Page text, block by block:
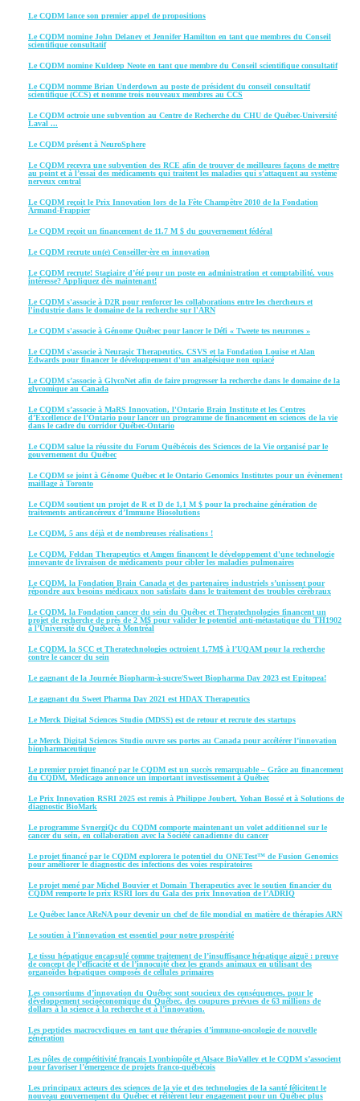
Le CQDM lance son premier appel de propositions
Le CQDM nomine John Delaney et Jennifer Hamilton en tant que membres du Conseil
scientifique consultatif
Le CQDM nomine Kuldeep Neote en tant que membre du Conseil scientifique consultatif
Le CQDM nomme Brian Underdown au poste de président du conseil consultatif
scientifique (CCS) et nomme trois nouveaux membres au CCS
Le CQDM octroie une subvention au Centre de Recherche du CHU de Québec-Université
Laval ...
Le CQDM présent à NeuroSphere
Le CQDM recevra une subvention des RCE afin de trouver de meilleures façons de mettre
au point et à l’essai des médicaments qui traitent les maladies qui s’attaquent au système
nerveux central
Le CQDM reçoit le Prix Innovation lors de la Fête Champêtre 2010 de la Fondation
Armand-Frappier
Le CQDM reçoit un financement de 11.7 M $ du gouvernement fédéral
Le CQDM recrute un(e) Conseiller·ère en innovation
Le CQDM recrute! Stagiaire d’été pour un poste en administration et comptabilité, vous
intéresse? Appliquez dès maintenant!
Le CQDM s'associe à D2R pour renforcer les collaborations entre les chercheurs et
l'industrie dans le domaine de la recherche sur l'ARN
Le CQDM s'associe à Génome Québec pour lancer le Défi « Tweete tes neurones »
Le CQDM s'associe à Neurasic Therapeutics, CSVS et la Fondation Louise et Alan
Edwards pour financer le développement d'un analgésique non opiacé
Le CQDM s’associe à GlycoNet afin de faire progresser la recherche dans le domaine de la
glycomique au Canada
Le CQDM s’associe à MaRS Innovation, l'Ontario Brain Institute et les Centres
d’Excellence de l’Ontario pour lancer un programme de financement en sciences de la vie
dans le cadre du corridor Québec-Ontario
Le CQDM salue la réussite du Forum Québécois des Sciences de la Vie organisé par le
gouvernement du Québec
Le CQDM se joint à Génome Québec et le Ontario Genomics Institutes pour un évènement
maillage à Toronto
Le CQDM soutient un projet de R et D de 1,1 M $ pour la prochaine génération de
traitements anticancéreux d’Immune Biosolutions
Le CQDM, 5 ans déjà et de nombreuses réalisations !
Le CQDM, Feldan Therapeutics et Amgen financent le développement d'une technologie
innovante de livraison de médicaments pour cibler les maladies pulmonaires
Le CQDM, la Fondation Brain Canada et des partenaires industriels s’unissent pour
répondre aux besoins médicaux non satisfaits dans le traitement des troubles cérébraux
Le CQDM, la Fondation cancer du sein du Québec et Theratechnologies financent un
projet de recherche de près de 2 M$ pour valider le potentiel anti-métastatique du TH1902
à l’Université du Québec à Montréal
Le CQDM, la SCC et Theratechnologies octroient 1,7M$ à l’UQAM pour la recherche
contre le cancer du sein
Le gagnant de la Journée Biopharm-à-sucre/Sweet Biopharma Day 2023 est Epitopea!
Le gagnant du Sweet Pharma Day 2021 est HDAX Therapeutics
Le Merck Digital Sciences Studio (MDSS) est de retour et recrute des startups
Le Merck Digital Sciences Studio ouvre ses portes au Canada pour accélérer l’innovation
biopharmaceutique
Le premier projet financé par le CQDM est un succès remarquable – Grâce au financement
du CQDM, Medicago annonce un important investissement à Québec
Le Prix Innovation RSRI 2025 est remis à Philippe Joubert, Yohan Bossé et à Solutions de
diagnostic BioMark
Le programme SynergiQc du CQDM comporte maintenant un volet additionnel sur le
cancer du sein, en collaboration avec la Société canadienne du cancer
Le projet financé par le CQDM explorera le potentiel du ONETest™ de Fusion Genomics
pour améliorer le diagnostic des infections des voies respiratoires
Le projet mené par Michel Bouvier et Domain Therapeutics avec le soutien financier du
CQDM remporte le prix RSRI lors du Gala des prix Innovation de l’ADRIQ
Le Québec lance AReNA pour devenir un chef de file mondial en matière de thérapies ARN
Le soutien à l’innovation est essentiel pour notre prospérité
Le tissu hépatique encapsulé comme traitement de l’insuffisance hépatique aiguë : preuve
de concept de l’efficacité et de l’innocuité chez les grands animaux en utilisant des
organoïdes hépatiques composés de cellules primaires
Les consortiums d’innovation du Québec sont soucieux des conséquences, pour le
développement socioéconomique du Québec, des coupures prévues de 63 millions de
dollars à la science à la recherche et à l’innovation.
Les peptides macrocycliques en tant que thérapies d’immuno-oncologie de nouvelle
génération
Les pôles de compétitivité français Lyonbiopôle et Alsace BioValley et le CQDM s’associent
pour favoriser l’émergence de projets franco-québécois
Les principaux acteurs des sciences de la vie et des technologies de la santé félicitent le
nouveau gouvernement du Québec et réitèrent leur engagement pour un Québec plus